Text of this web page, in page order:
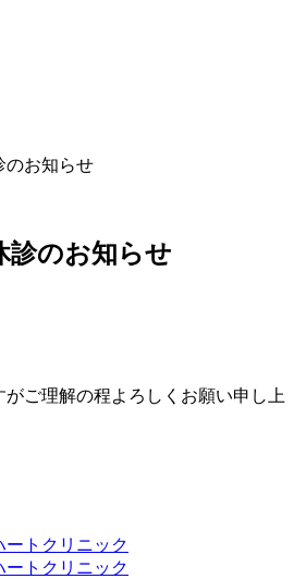
のお知らせ
診のお知らせ
ご理解の程よろしくお願い申し上